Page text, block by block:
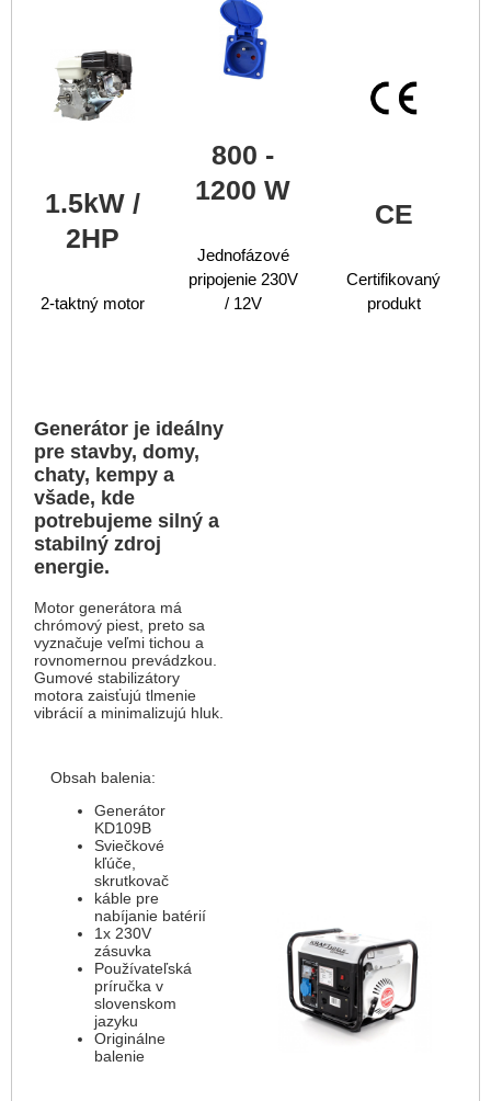
1.5kW /
2HP
2-taktný motor
800 -
1200 W
Jednofázové
pripojenie 230V
/ 12V
CE
Certifikovaný
produkt
Generátor je ideálny
pre stavby, domy,
chaty, kempy a
všade, kde
potrebujeme silný a
stabilný zdroj
energie.
Motor generátora má
chrómový piest, preto sa
vyznačuje veľmi tichou a
rovnomernou prevádzkou.
Gumové stabilizátory
motora zaisťujú tlmenie
vibrácií a minimalizujú hluk.
Obsah balenia:
Generátor
KD109B
Sviečkové
kľúče,
skrutkovač
káble pre
nabíjanie batérií
1x 230V
zásuvka
Používateľská
príručka v
slovenskom
jazyku
Originálne
balenie